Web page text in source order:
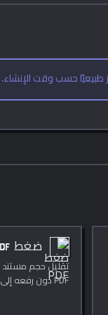
ضغط PDF
تقليل حجم مستند
PDF دون رفعه إلى